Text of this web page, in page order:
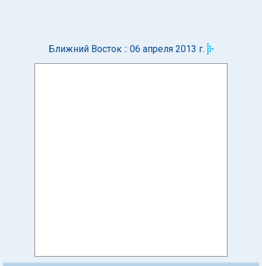
Ближний Восток :: 06 апреля 2013 г.